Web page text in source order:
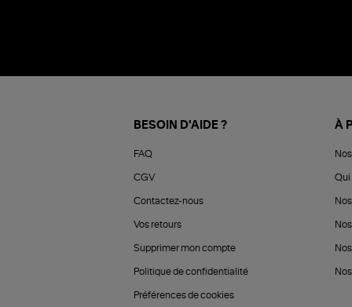
BESOIN D'AIDE ?
FAQ
CGV
Contactez-nous
Vos retours
Supprimer mon compte
Politique de confidentialité
Préférences de cookies
À
Qui